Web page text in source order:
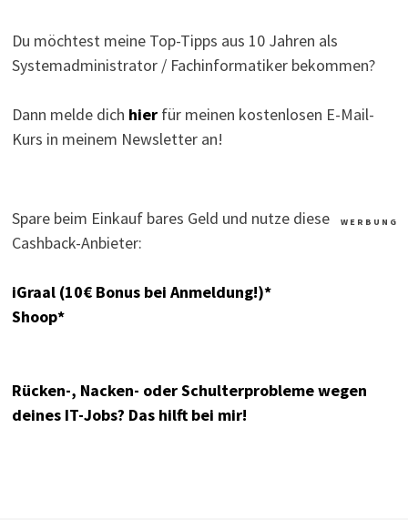
Du möchtest meine Top-Tipps aus 10 Jahren als
Systemadministrator / Fachinformatiker bekommen?
Dann melde dich hierfür meinen kostenlosen E-Mail-
Kurs in meinem Newsletter an!
W E R B U N G
Spare beim Einkauf bares Geld und nutze diese
Cashback-Anbieter:
iGraal (10€ Bonus bei Anmeldung!)*
Shoop*
Rücken-, Nacken- oder Schulterprobleme wegen
deines IT-Jobs? Das hilft bei mir!